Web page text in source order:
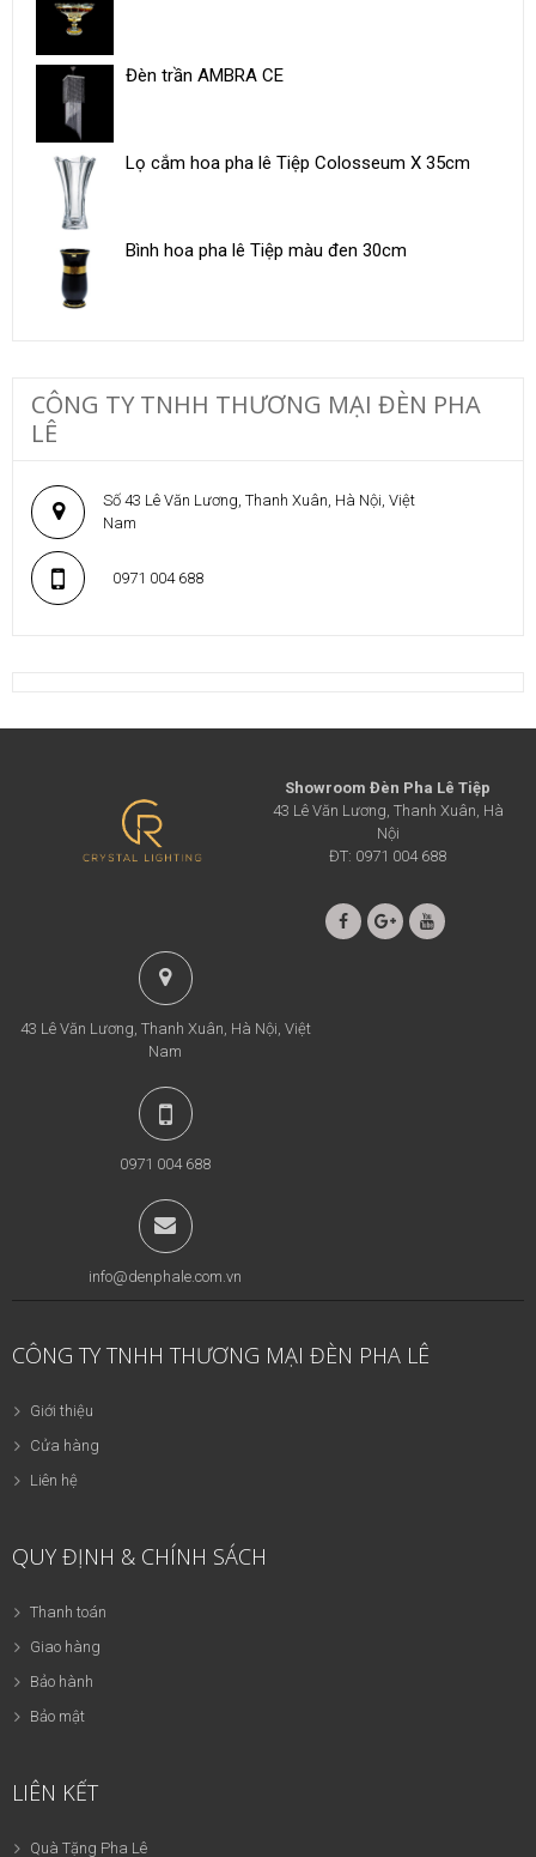
Đèn trần AMBRA CE
Lọ cắm hoa pha lê Tiệp Colosseum X 35cm
Bình hoa pha lê Tiệp màu đen 30cm
CÔNG TY TNHH THƯƠNG MẠI ĐÈN PHA
LÊ
Số 43 Lê Văn Lương, Thanh Xuân, Hà Nội, Việt
Nam
0971 004 688
Showroom Đèn Pha Lê Tiệp
43 Lê Văn Lương, Thanh Xuân, Hà
Nội
ĐT: 0971 004 688
43 Lê Văn Lương, Thanh Xuân, Hà Nội, Việt
Nam
0971 004 688
info@denphale.com.vn
CÔNG TY TNHH THƯƠNG MẠI ĐÈN PHA LÊ
Giới thiệu
Cửa hàng
Liên hệ
QUY ĐỊNH & CHÍNH SÁCH
Thanh toán
Giao hàng
Bảo hành
Bảo mật
LIÊN KẾT
Quà Tặng Pha Lê